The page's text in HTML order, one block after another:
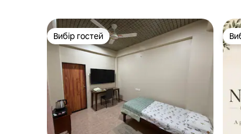
Вибір гостей
Вибір гостей